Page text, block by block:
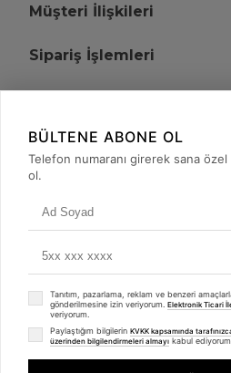
Müşteri İlişkileri
Sipariş İşlemleri
+90 (850)
© 2008 - 2026
Whatsapp
BÜLTENE ABONE OL
Telefon numaranı girerek sana
ol.
Tanıtım, pazarlama, reklam ve benzeri
gönderilmesine izin veriyorum. Elektronik Ticari
veriyorum.
Paylaştığım bilgilerin KVKK kapsamında
üzerinden bilgilendirmeleri almayı kabul ediyorum.